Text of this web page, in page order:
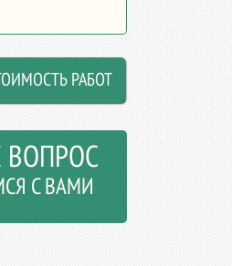
РАБОТ
ВОПРОС
С ВАМИ